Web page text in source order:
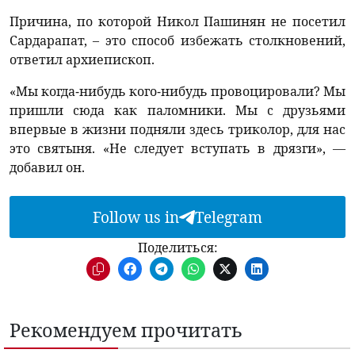
Причина, по которой Никол Пашинян не посетил
Сардарапат, – это способ избежать столкновений,
ответил архиепископ.
«Мы когда-нибудь кого-нибудь провоцировали? Мы
пришли сюда как паломники. Мы с друзьями
впервые в жизни подняли здесь триколор, для нас
это святыня. «Не следует вступать в дрязги», —
добавил он.
Follow us in Telegram
Поделиться:
Рекомендуем прочитать